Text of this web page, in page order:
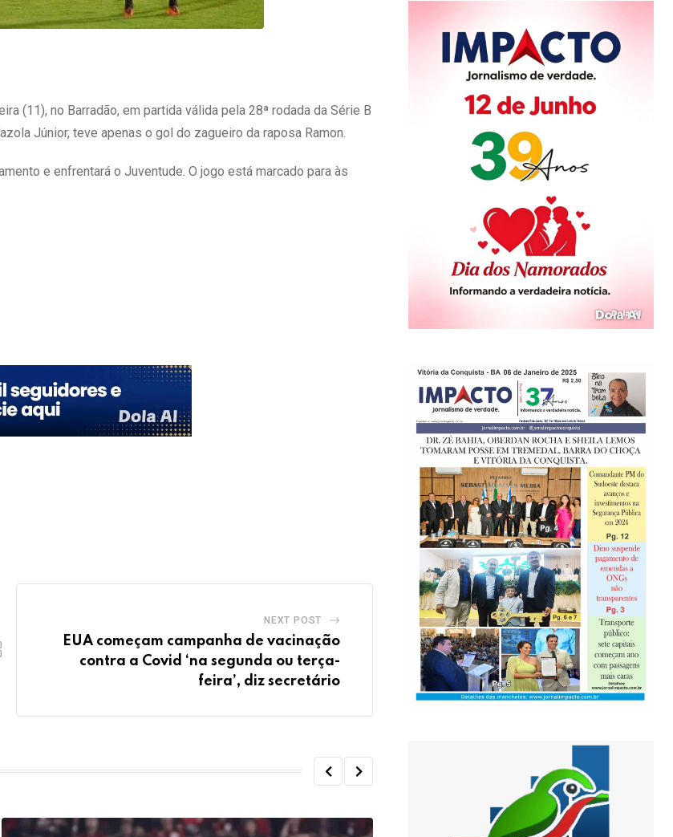
(11), no Barradão, em partida válida pela 28ª rodada da Série B
Júnior, teve apenas o gol do zagueiro da raposa Ramon.
e enfrentará o Juventude. O jogo está marcado para às
NEXT POST
EUA começam campanha de vacinação
contra a Covid ‘na segunda ou terça-
feira’, diz secretário